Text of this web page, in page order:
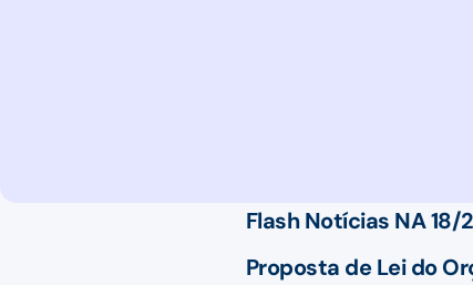
Flash Notícias NA 18/
Proposta de Lei do